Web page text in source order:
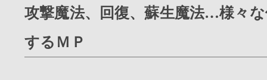
攻撃魔法、回復、蘇生魔法…様々
するＭＰ